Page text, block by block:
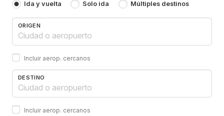
Ida y vuelta Solo ida Múltiples destinos
ORIGEN
Incluir aerop. cercanos
DESTINO
Incluir aerop. cercanos